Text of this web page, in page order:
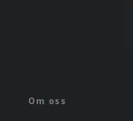
Om oss